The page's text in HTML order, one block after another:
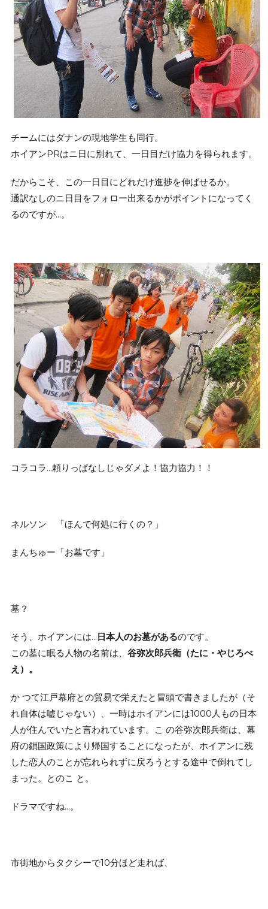
チームにはダナンの現地学生も同行。
ホイアンPRはニ日に別れて、一日目だけ協力を得られます。
だからこそ、この一日目にどれだけ進捗を伸ばせるか。
通訳なしのニ日目をフォロー出来るかがポイントになってく
るのですが…。
コラコラ…頼りっぱなしじゃダメよ！協力協力！！
ネルソン 「ほんで何処に行くの？」
まんちゅー「お墓です」
墓？
そう、ホイアンには… 日本人のお墓があるのです。
この墓に眠る人物の名前は、 谷弥次郎兵衛（たに・やじろべ
え）。
か つて江戸幕府との貿易で栄えたと冒頭で書きましたが（そ
れ自体は嘘じゃない）、一時はホイアンには1000人もの日本
人が住んでいたと言われています。こ の谷弥次郎兵衛は、幕
府の鎖国政策により帰国することになったが、ホイアンに残
した恋人のことが忘れられずに戻ろうとする途中で倒れてし
まった。とのこ と。
ドラマですね…。
市街地からタクシーで10分ほど走れば、